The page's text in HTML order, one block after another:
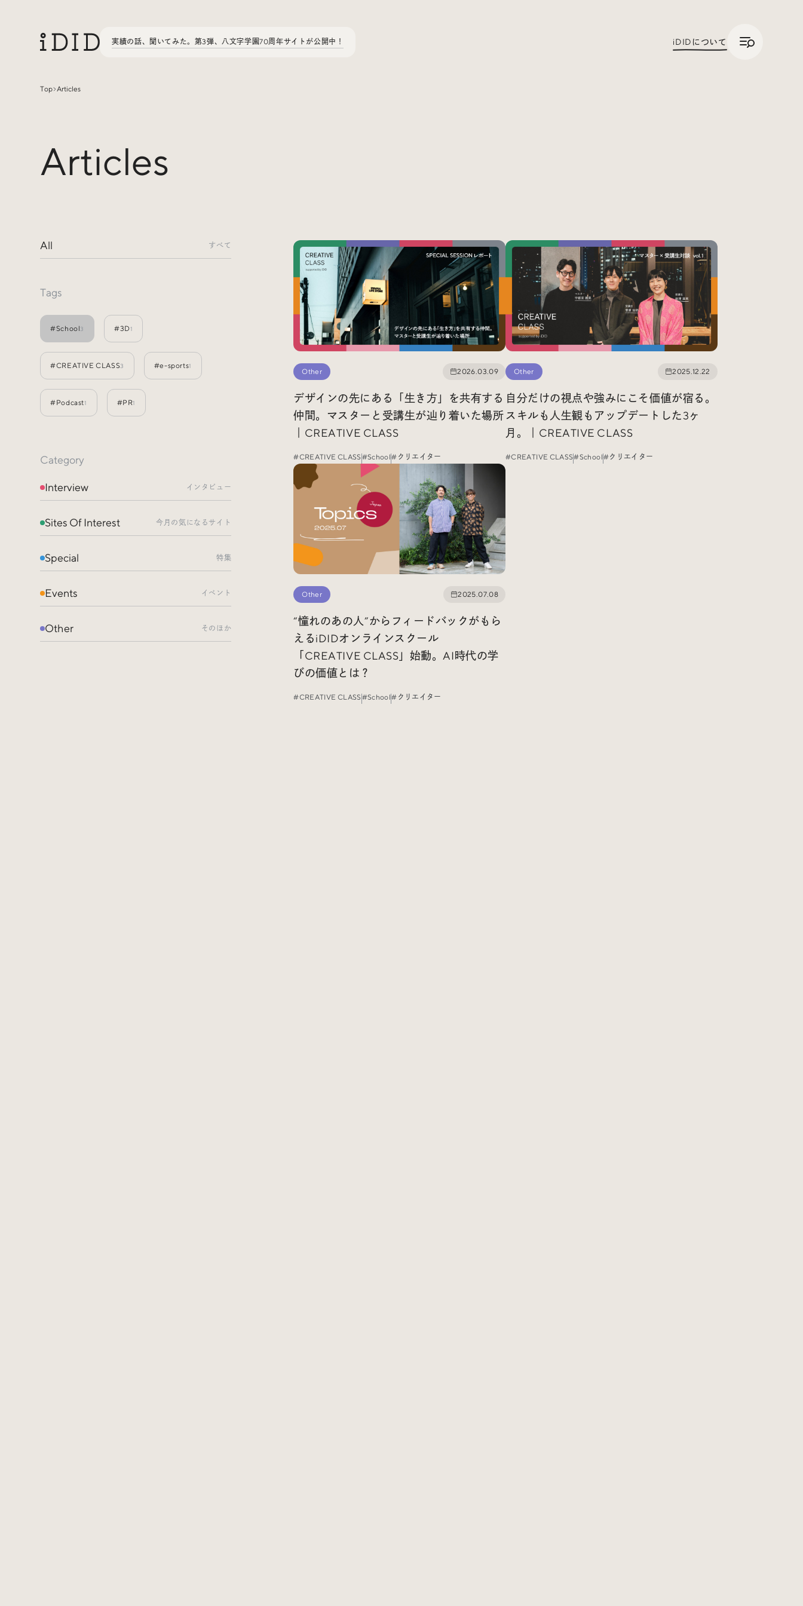
実績の話、聞いてみた。第3弾、八文字学園70周年サイトが公開中！ iDID について
JP/ENG
Interview
iDID Podcast
「iDID RADIO」を隔週で公開中！
クリエイティブ業界のニュースやイベント情報、 今週話題
About NewsContact
#Podcast #デザイン
#Webサイト #サイトレビュー
#デジタルデザイン #コミュニティ
#ブランディング #ご当地クリエイター
#グローバル
Top Articles
Articles
All すべて
Category
Interview インタビュー
Sites Of Interest 今月の気になるサイト
Special 特集
Events イベント
Other そのほか
Tags
#School3 #3D1
#CREATIVE CLASS3 #e-sports1
#Podcast1 #PR1
Other 2026.03.09
デザインの先にある「生き方」を共有する
仲間。マスターと受講生が辿り着いた場所
｜CREATIVE CLASS
#CREATIVE CLASS#School#クリエイター
Other 2025.12.22
自分だけの視点や強みにこそ価値が宿る。
スキルも人生観もアップデートした3ヶ
月。｜CREATIVE CLASS
#CREATIVE CLASS#School#クリエイター
Other 2025.07.08
“憧れのあの人”からフィードバックがもら
えるiDIDオンラインスクール
「CREATIVE CLASS」始動。AI時代の学
びの価値とは？
#CREATIVE CLASS #School#クリエイター